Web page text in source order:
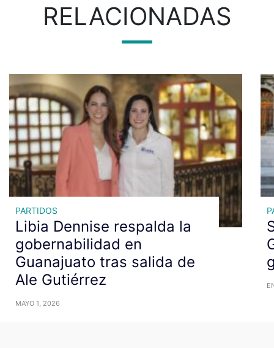
RELACIONADAS
PARTIDOS
Libia Dennise respalda la
gobernabilidad en
Guanajuato tras salida de
Ale Gutiérrez
MAYO 1, 2026